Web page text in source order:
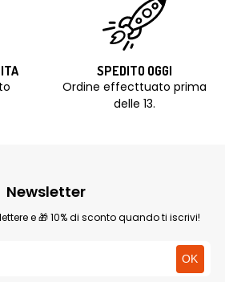
SPEDITO OGGI
Ordine effecttuato prima
delle 13.
Newsletter
e 🎁 10% di sconto quando ti iscrivi!